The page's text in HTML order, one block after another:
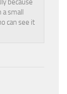
З днем
because
a small
can see it